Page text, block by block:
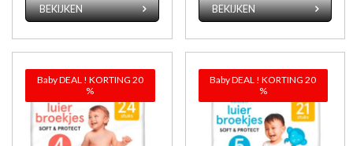
BEKIJKEN BEKIJKEN
Baby DEAL ! KORTING 20
%
Baby DEAL ! KORTING 20
%